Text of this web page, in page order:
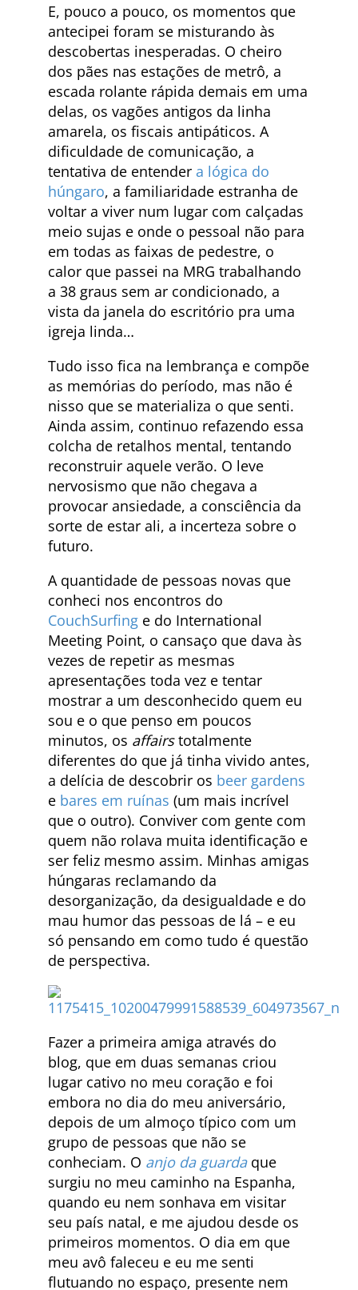
E, pouco a pouco, os momentos que
antecipei foram se misturando às
descobertas inesperadas. O cheiro
dos pães nas estações de metrô, a
escada rolante rápida demais em uma
delas, os vagões antigos da linha
amarela, os fiscais antipáticos. A
dificuldade de comunicação, a
tentativa de entender a lógica do
húngaro, a familiaridade estranha de
voltar a viver num lugar com calçadas
meio sujas e onde o pessoal não para
em todas as faixas de pedestre, o
calor que passei na MRG trabalhando
a 38 graus sem ar condicionado, a
vista da janela do escritório pra uma
igreja linda…
Tudo isso fica na lembrança e compõe
as memórias do período, mas não é
nisso que se materializa o que senti.
Ainda assim, continuo refazendo essa
colcha de retalhos mental, tentando
reconstruir aquele verão. O leve
nervosismo que não chegava a
provocar ansiedade, a consciência da
sorte de estar ali, a incerteza sobre o
futuro.
A quantidade de pessoas novas que
conheci nos encontros do
CouchSurfing e do International
Meeting Point, o cansaço que dava às
vezes de repetir as mesmas
apresentações toda vez e tentar
mostrar a um desconhecido quem eu
sou e o que penso em poucos
minutos, os affairstotalmente
diferentes do que já tinha vivido antes,
a delícia de descobrir os beer gardens
e bares em ruínas (um mais incrível
que o outro). Conviver com gente com
quem não rolava muita identificação e
ser feliz mesmo assim. Minhas amigas
húngaras reclamando da
desorganização, da desigualdade e do
mau humor das pessoas de lá – e eu
só pensando em como tudo é questão
de perspectiva.
Fazer a primeira amiga através do
blog, que em duas semanas criou
lugar cativo no meu coração e foi
embora no dia do meu aniversário,
depois de um almoço típico com um
grupo de pessoas que não se
conheciam. O anjo da guardaque
surgiu no meu caminho na Espanha,
quando eu nem sonhava em visitar
seu país natal, e me ajudou desde os
primeiros momentos. O dia em que
meu avô faleceu e eu me senti
flutuando no espaço, presente nem